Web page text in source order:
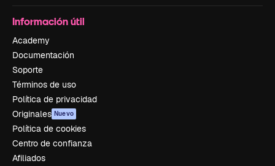
Información útil
Academy
Documentación
Soporte
Términos de uso
Política de privacidad
Originales Nuevo
Política de cookies
Centro de confianza
Afiliados